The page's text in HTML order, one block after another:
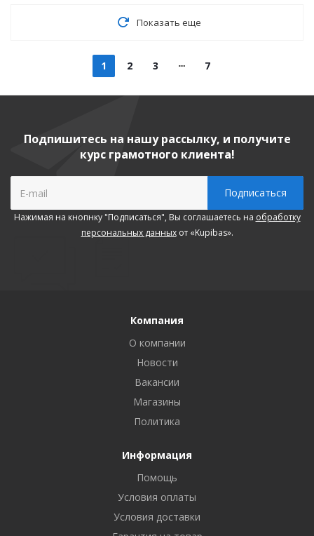
Показать еще
1 2 3 7
Подпишитесь на нашу рассылку, и получите
курс грамотного клиента!
Нажимая на кнопнку "Подписаться", Вы соглашаетесь на обработку
персональных данныхот «Kupibas».
Компания
О компании
Новости
Вакансии
Магазины
Политика
Информация
Помощь
Условия оплаты
Условия доставки